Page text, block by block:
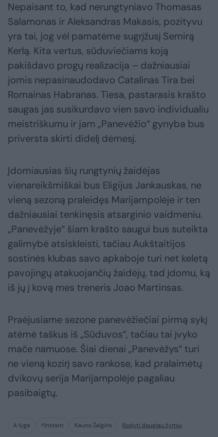
Nepaisant to, kad nerungtyniavo Thomasas
Salamonas ir Aleksandras Makasis, pozityvu
yra tai, jog vėl pamatėme sugrįžusį Semirą
Kerlą. Kita vertus, sūduviečiams koją
pakišdavo progų realizacija – dažniausiai
jomis nepasinaudodavo Catalinas Tira bei
Romainas Habranas. Tiesa, pastarasis krašto
saugas jas susikurdavo vien savo individualiu
meistriškumu ir jam „Panevėžio“ gynyba bus
priversta skirti didelį dėmesį.
Įdomiausias šių rungtynių žaidėjas
vienareikšmiškai bus Eligijus Jankauskas, ne
vieną sezoną praleidęs Marijampolėje ir ten
dažniausiai tenkinęsis atsarginio vaidmeniu.
„Panevėžyje“ šiam krašto saugui bus suteikta
galimybė atsiskleisti, tačiau Aukštaitijos
sostinės klubas savo apkaboje turi net keletą
pavojingų atakuojančių žaidėjų, tad įdomu, ką
iš jų į kovą mes treneris Joao Martinsas.
Praėjusiame sezone panevėžiečiai pirmą sykį
atėmė taškus iš „Sūduvos“, tačiau tai įvyko
mače namuose. Šiai dienai „Panevėžys“ turi
ne vieną kozirį savo rankose, kad pralaimėtų
dvikovų serija Marijampolėje pagaliau
pasibaigtų.
A lyga ^Instant Kauno Žalgiris Rodyti daugiau žymių